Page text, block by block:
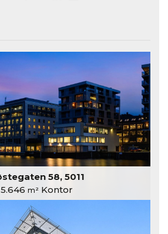
58, 5011
5.646 m²Kontor